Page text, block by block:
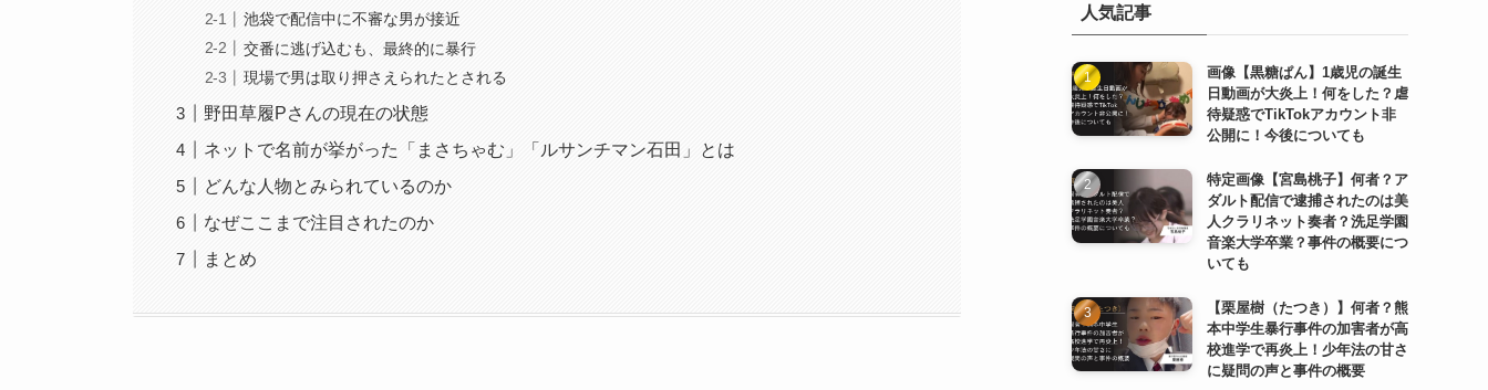
池袋で配信中に不審な男が接近
交番に逃げ込むも、最終的に暴行
現場で男は取り押さえられたとされる
野田草履Pさんの現在の状態
ネットで名前が挙がった「まさちゃむ」「ルサンチマン石田」とは
どんな人物とみられているのか
なぜここまで注目されたのか
まとめ
人気記事
画像【黒糖ぱん】1歳児の誕生
日動画が大炎上！何をした？虐
待疑惑でTikTokアカウント非
公開に！今後についても
特定画像【宮島桃子】何者？ア
ダルト配信で逮捕されたのは美
人クラリネット奏者？洗足学園
音楽大学卒業？事件の概要につ
いても
【栗屋樹（たつき）】何者？熊
本中学生暴行事件の加害者が高
校進学で再炎上！少年法の甘さ
に疑問の声と事件の概要